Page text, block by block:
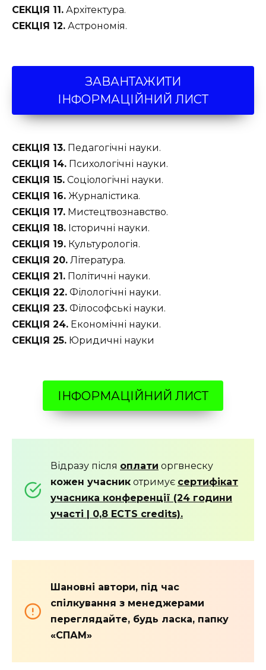
СЕКЦІЯ 11. Архітектура.
СЕКЦІЯ 12. Астрономія.
ЗАВАНТАЖИТИ
ІНФОРМАЦІЙНИЙ ЛИСТ
СЕКЦІЯ 13. Педагогічні науки.
СЕКЦІЯ 14. Психологічні науки.
СЕКЦІЯ 15. Соціологічні науки.
СЕКЦІЯ 16. Журналістика.
СЕКЦІЯ 17. Мистецтвознавство.
СЕКЦІЯ 18. Історичні науки.
СЕКЦІЯ 19. Культурологія.
СЕКЦІЯ 20. Література.
СЕКЦІЯ 21. Політичні науки.
СЕКЦІЯ 22. Філологічні науки.
СЕКЦІЯ 23. Філософські науки.
СЕКЦІЯ 24. Економічні науки.
СЕКЦІЯ 25. Юридичні науки
ІНФОРМАЦІЙНИЙ ЛИСТ
Відразу після оплати оргвнеску
кожен учасник отримує сертифікат
учасника конференції (24 години
участі | 0,8 ECTS credits).
Шановні автори, під час
спілкування з менеджерами
переглядайте, будь ласка, папку
«СПАМ»